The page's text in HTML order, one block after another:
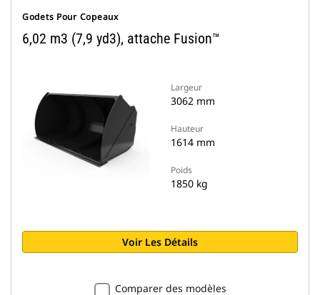
Godets Pour Copeaux
6,02 m3 (7,9 yd3), attache Fusion™
Largeur
3062 mm
Hauteur
1614 mm
Poids
1850 kg
Voir Les Détails
Comparer des modèles